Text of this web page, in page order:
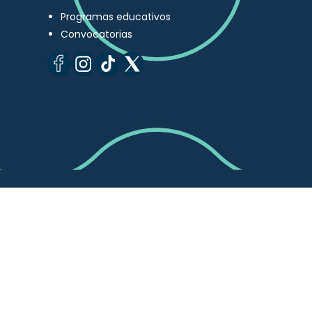
Programas educativos
Convocatorias